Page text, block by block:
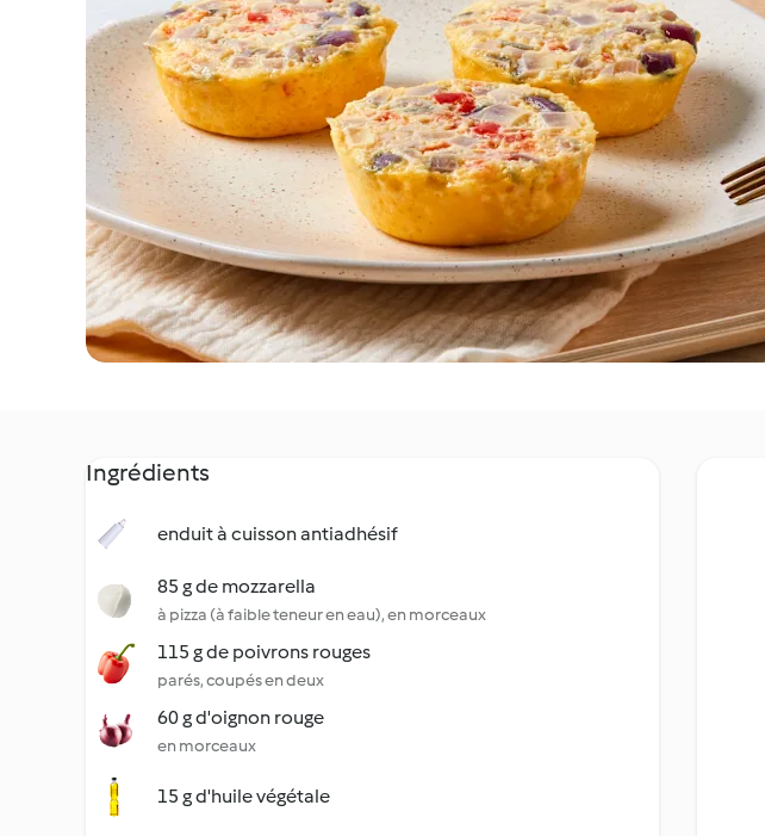
Ingrédients
enduit à cuisson antiadhésif
85 g de mozzarella
à pizza (à faible teneur en eau), en morceaux
115 g de poivrons rouges
parés, coupés en deux
60 g d'oignon rouge
en morceaux
15 g d'huile végétale